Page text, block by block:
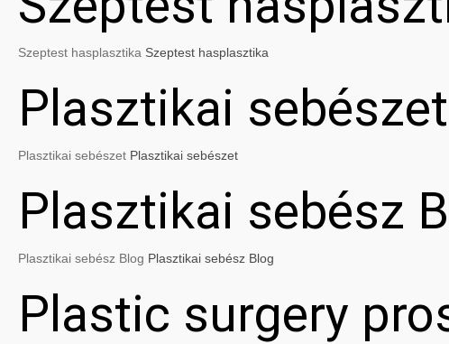
Szeptest hasplasztika Szeptest hasplasztika
Plasztikai sebészet
Plasztikai sebészet Plasztikai sebészet
Plasztikai sebész
Plasztikai sebész Blog Plasztikai sebész Blog
Plastic surgery